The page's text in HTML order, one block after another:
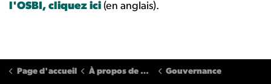
l'OSBI, cliquez ici (en anglais).
Page d'accueil À propos de nous Gouvernance